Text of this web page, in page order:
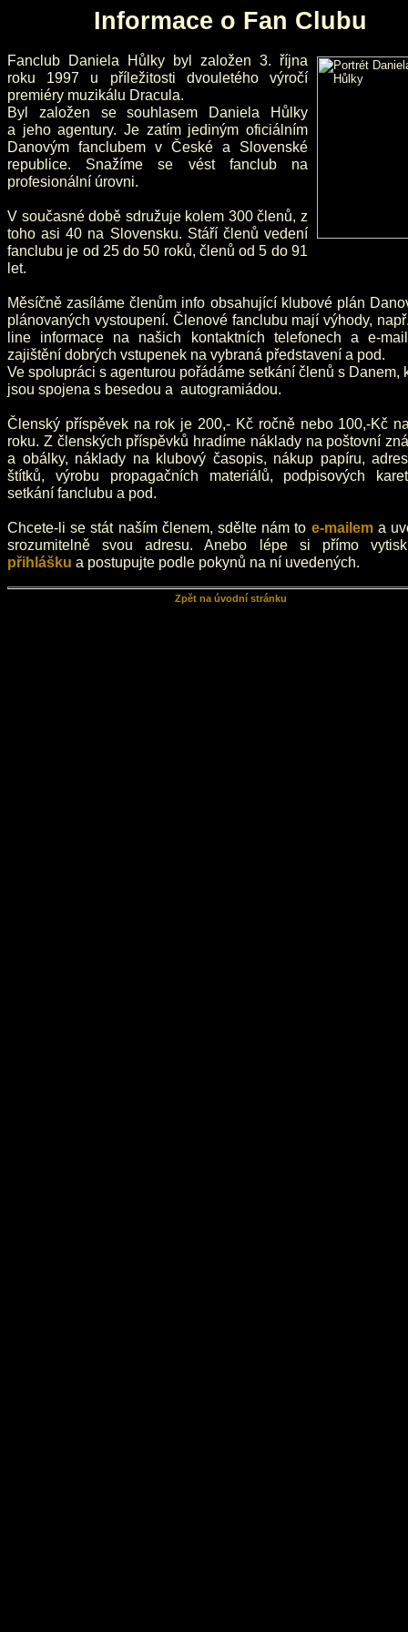
Informace o Fan Clubu
Fanclub Daniela Hůlky byl založen 3. října
roku 1997 u příležitosti dvouletého výročí
premiéry muzikálu Dracula.
Byl založen se souhlasem Daniela Hůlky
a jeho agentury. Je zatím jediným oficiálním
Danovým fanclubem v České a Slovenské
republice. Snažíme se vést fanclub na
profesionální úrovni.
V současné době sdružuje kolem 300 členů, z
toho asi 40 na Slovensku. Stáří členů vedení
fanclubu je od 25 do 50 roků, členů od 5 do 91
let.
Měsíčně zasíláme členům info obsahující klubové plán
plánovaných vystoupení. Členové fanclubu mají výhody,
line informace na našich kontaktních telefonech a e-
zajištění dobrých vstupenek na vybraná představení a pod.
Ve spolupráci s agenturou pořádáme setkání členů s Danem,
jsou spojena s besedou a autogramiádou.
Členský příspěvek na rok je 200,- Kč ročně nebo 100,-Kč
roku. Z členských příspěvků hradíme náklady na poštovní
a obálky, náklady na klubový časopis, nákup papíru,
štítků, výrobu propagačních materiálů, podpisových
setkání fanclubu a pod.
Chcete-li se stát naším členem, sdělte nám to e-mailema
srozumitelně svou adresu. Anebo lépe si přímo
přihlášku a postupujte podle pokynů na ní uvedených.
Zpět na úvodní stránku